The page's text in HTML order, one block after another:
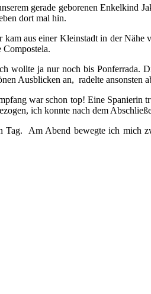
gerade geborenen Enkelkind
dort mal hin.
aus einer Kleinstadt in der Nähe
wollte ja nur noch bis Ponferrada.
Ausblicken an, radelte ansonsten
war schon top! Eine Spanierin
ich konnte nach dem
Tag. Am Abend bewegte ich mich